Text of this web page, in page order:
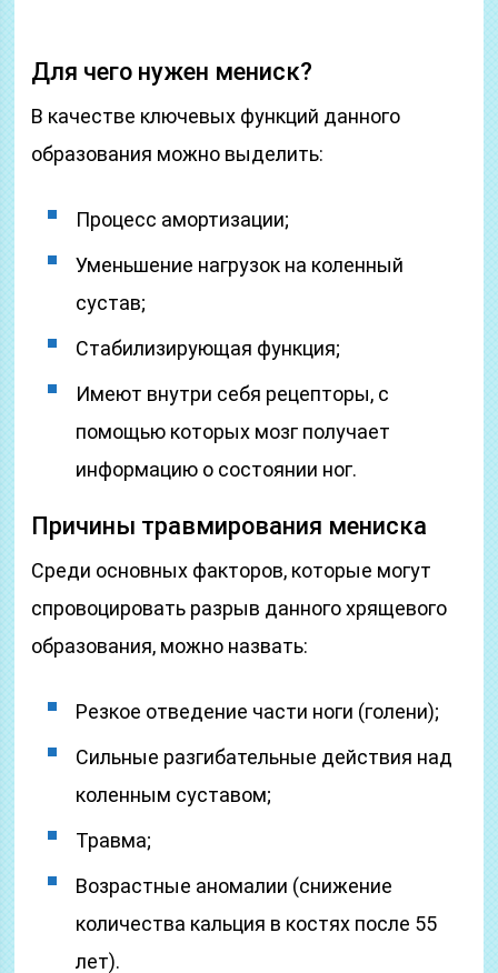
Для чего нужен мениск?
В качестве ключевых функций данного
образования можно выделить:
Процесс амортизации;
Уменьшение нагрузок на коленный
сустав;
Стабилизирующая функция;
Имеют внутри себя рецепторы, с
помощью которых мозг получает
информацию о состоянии ног.
Причины травмирования мениска
Среди основных факторов, которые могут
спровоцировать разрыв данного хрящевого
образования, можно назвать:
Резкое отведение части ноги (голени);
Сильные разгибательные действия над
коленным суставом;
Травма;
Возрастные аномалии (снижение
количества кальция в костях после 55
лет).